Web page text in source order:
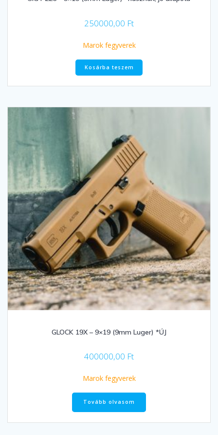
250000,00 Ft
Marok fegyverek
Kosárba teszem
GLOCK 19X – 9×19 (9mm Luger) *ÚJ
400000,00 Ft
Marok fegyverek
Tovább olvasom